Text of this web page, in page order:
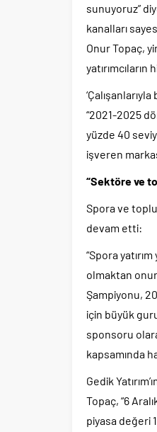
sunuyoruz”
kanalları
Onur Topaç,
yatırımcıların
“2021-2025
yüzde 40
işveren
“Sektöre ve
Spora ve
devam etti:
“Spora
olmaktan onur
Şampiyonu,
için büyük
sponsoru
kapsamında
Gedik
Topaç, “6
piyasa değeri